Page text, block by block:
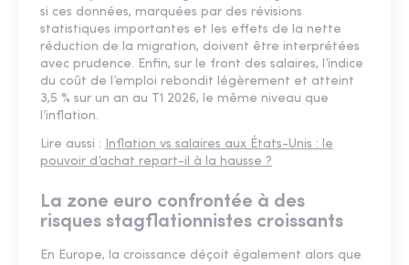
si ces données, marquées par des révisions
statistiques importantes et les effets de la nette
réduction de la migration, doivent être interprétées
avec prudence. Enfin, sur le front des salaires, l’indice
du coût de l’emploi rebondit légèrement et atteint
3,5 % sur un an au T1 2026, le même niveau que
l’inflation.
Lire aussi : Inflation vs salaires aux États-Unis : le
pouvoir d’achat repart-il à la hausse ?
La zone euro confrontée à des
risques stagflationnistes croissants
En Europe, la croissance déçoit également alors que